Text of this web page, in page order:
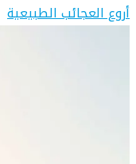
أروع العجائب الطبيعية